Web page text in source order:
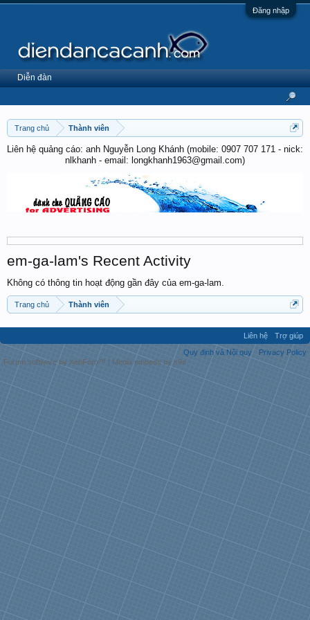
Đăng nhập
Trang chủ Thành viên
Liên hệ quảng cáo: anh Nguyễn Long Khánh (mobile: 0907 707 171 - nick:
nlkhanh - email: longkhanh1963@gmail.com)
em-ga-lam's Recent Activity
Không có thông tin hoạt động gần đây của em-ga-lam.
Trang chủ Thành viên
Diễn đàn
Liên hệ
Trợ giúp
Quy định và Nội quy
Privacy Policy
Forum software by XenForo™ | Media embeds by s9e